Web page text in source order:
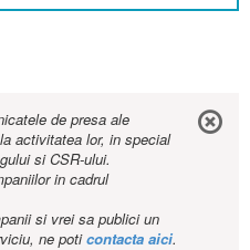
de presa ale
activitatea lor, in special
si CSR-ului.
in cadrul
si vrei sa publici un
ne poticontacta aici.